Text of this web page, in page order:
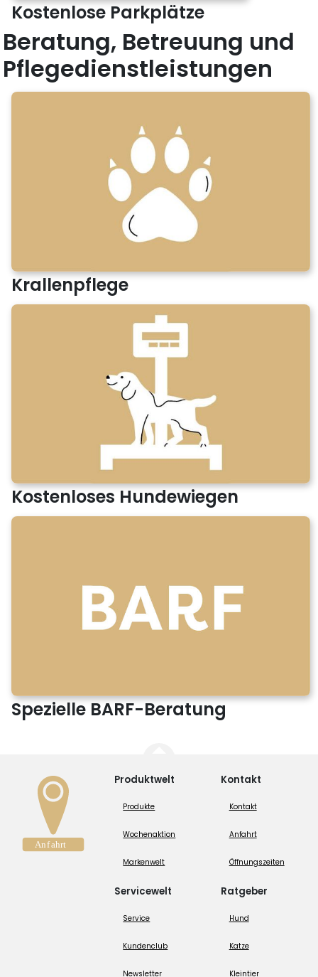
Kostenlose Parkplätze
Beratung, Betreuung und
Pflegedienstleistungen
Krallenpflege
Kostenloses Hundewiegen
Spezielle BARF-Beratung
Produktwelt
Produkte
Wochenaktion
Markenwelt
Servicewelt
Service
Kundenclub
Newsletter
Kontakt
Kontakt
Anfahrt
Öffnungszeiten
Ratgeber
Hund
Katze
Kleintier